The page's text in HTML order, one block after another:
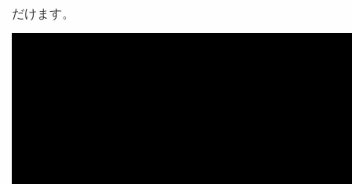
だけます。